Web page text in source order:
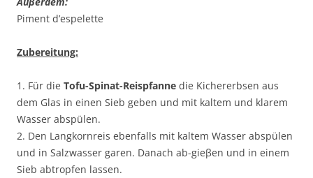
Piment d’espelette
Zubereitung:
1. Für die Tofu-Spinat-Reispfanne die Kichererbsen aus
dem Glas in einen Sieb geben und mit kaltem und klarem
Wasser abspülen.
2. Den Langkornreis ebenfalls mit kaltem Wasser abspülen
und in Salzwasser garen. Danach ab-gieβen und in einem
Sieb abtropfen lassen.